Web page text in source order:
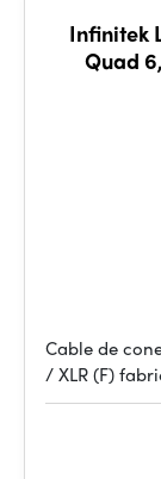
Infinitek
Quad
Cable de
/ XLR (F)